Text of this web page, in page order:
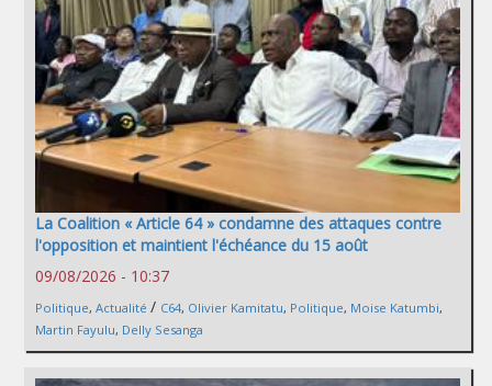
La Coalition « Article 64 » condamne des attaques contre
l'opposition et maintient l'échéance du 15 août
09/08/2026 - 10:37
Politique, Actualité / C64, Olivier Kamitatu, Politique, Moise Katumbi,
Martin Fayulu, Delly Sesanga